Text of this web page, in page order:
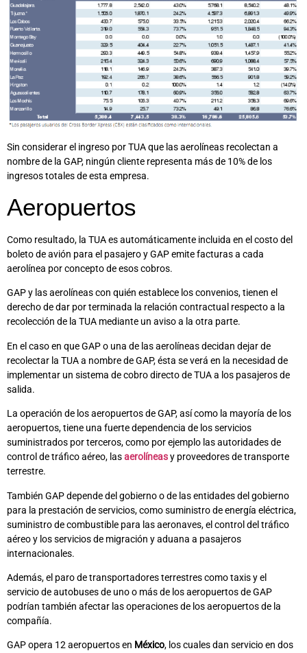
Sin considerar el ingreso por TUA que las aerolíneas recolectan a
nombre de la GAP, ningún cliente representa más de 10% de los
ingresos totales de esta empresa.
Aeropuertos
Como resultado, la TUA es automáticamente incluida en el costo del
boleto de avión para el pasajero y GAP emite facturas a cada
aerolínea por concepto de esos cobros.
GAP y las aerolíneas con quién establece los convenios, tienen el
derecho de dar por terminada la relación contractual respecto a la
recolección de la TUA mediante un aviso a la otra parte.
En el caso en que GAP o una de las aerolíneas decidan dejar de
recolectar la TUA a nombre de GAP, ésta se verá en la necesidad de
implementar un sistema de cobro directo de TUA a los pasajeros de
salida.
La operación de los aeropuertos de GAP, así como la mayoría de los
aeropuertos, tiene una fuerte dependencia de los servicios
suministrados por terceros, como por ejemplo las autoridades de
control de tráfico aéreo, lasaerolíneasy proveedores de transporte
terrestre.
También GAP depende del gobierno o de las entidades del gobierno
para la prestación de servicios, como suministro de energía eléctrica,
suministro de combustible para las aeronaves, el control del tráfico
aéreo y los servicios de migración y aduana a pasajeros
internacionales.
Además, el paro de transportadores terrestres como taxis y el
servicio de autobuses de uno o más de los aeropuertos de GAP
podrían también afectar las operaciones de los aeropuertos de la
compañía.
GAP opera 12 aeropuertos en México, los cuales dan servicio en dos